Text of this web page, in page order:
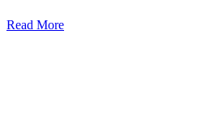
Read More